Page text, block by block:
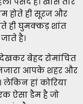
होते ही सूरज और
ही घुमक्कड़ शांत
है।
बेहद रोमांचित
आपके शहर और
लेकिन हां कोरिया
ऐसा डैम है जो